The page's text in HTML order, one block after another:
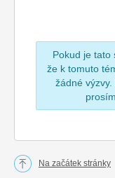
Pokud je tato
že k tomuto
žádné
prosím
Na začátek stránky